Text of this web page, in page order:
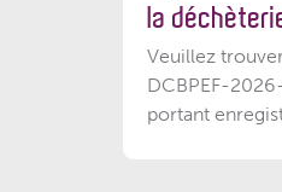
la
Veuillez
DCBPEF-
portant